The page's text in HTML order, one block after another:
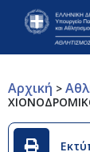
Αρχική >